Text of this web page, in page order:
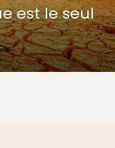
est le seul